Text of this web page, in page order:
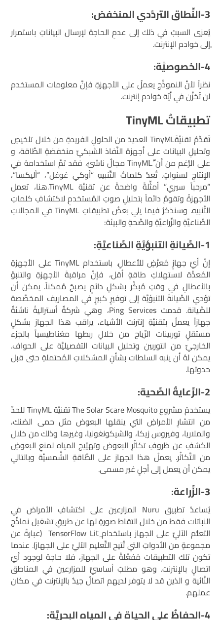
3-النِّطاق التردُّدي المنخفض:
يُعزى السببُ في ذلك إلى عدمِ الحاجة لإرسال البياناتِ باستمرار
ٍإلى خوادم الإنترنت.
4-الخصوصيَّة:
نظراً لأنَّ النموذَّج يعملُ على الأجهزةِ فإنَّ معلومات المستخدم
لن تُخزَّن في أيّة خوادم إنترنت.
تطبيقاتُ TinyML
تُقدِّمُ تقنيَّةَTinyML العديدَ من الحلولِ الفريدةِ من خلال تلخيصِ
وتحليلِ البيانات على أجهزة النَّفاذ الشبكيِّ منخفضةِ الطَّاقة، و
على الرُّغم من أن TinyMLَّ مجالٌ ناشئ، فقد تمَّ استخدامهُ في
الإنتاجِ لسنواتٍ. تُعدُّ كلماتُ التَّنبيهِ “أوكي غوغل”، “أليكسا”،
“مرحباً سيري” أمثِّلةً واضحةً عن تقنيَّة TinyML.هنا، تعمل
الأجهزةُ وتقومُ دائماً بتحليلِ صوتِ المُستخدمِ لاكتشافِ كلماتِ
التَّنبيه. وسنذكرُ فيما يلي بعضُ تطبيقاتِ TinyML في المجالاتِ
الصِّناعيَّةِ والزِّراعيَّةِ والصِّحةِ والبيئة:
1-الصِّيانةِ التنبؤيَّةِ الصِّناعيَّةِ:
إنَّ أيَّ جهازٍ مُعرَّضٍ للأعطالِ. باستخدام TinyML على الأجهزةِ
المُعدَّة لاستهلاكِ طاقةٍ أقل، فإنَّ مراقبةَ الأجهزةِ والتنبؤ
بالأعطالِ في وقتٍ مُبكِّر بشكلٍ دائمٍ يصبحُ مُمكناً. يمكن أن
تؤدي الصِّيانةُ التنبؤيَّة إلى توفيرٍ كبيرٍ في المصاريف المخصَّصة
للصِّيانة. قدمت Ping Services، وهي شركةٌ أستراليةْ ناشئةٌ
جهازاً يعملُ بتقنيَّةِ إنترنت الأشياء، يراقب هذا الجهاز بشكلٍ
مستقلٍ توربينات الرِّياح من خلالِ ربطها مغناطيسياً بالجزء
الخارجيِّ من التوربين وتحليل البيانات التفصيليَّة على الحواف.
يمكن لهُ أن ينبه السلطات بشأنِ المشكلاتِ المُحتملةِ حتى قبل
حدوثها.
2-الرِّعايةُ الصِّحية:
يستخدمُ مشروع The Solar Scare Mosquito تقنيَّة TinyML للحدِّ
من انتشارِ الأمراضِ التي ينقلها البعوض مثل حمى الضنك،
والملاريا، وفيروس زيكا، والشيكونغونيا، وغيرها وذلك من خلال
الكشفِ عن ظروفِ تكاثُرِ البعوض وتهيُيج المياه لمنعِ البعوضِ
من التَّكاثُر. يعملُ هذا الجهاز على الطَّاقةِ الشَّمسيَّة وبالتالي
يمكن أن يعمل إلى أجلٍ غير مسمى.
3-الزِّراعة:
يُساعدُ تطبيق Nuru المزارعين على اكتشافِ الأمراض في
النباتات فقط من خلال التقاط صورةٍ لها عن طريقِ تشغيل نماذِّج
التعلُّم الآليِّ على الجهاز باستخدام TensorFlow Litِ (عبارةً عن
مجموعةٍ من الأدواتِ التي تُتيح التَّعليم الآليِّ على الجهاز). عندما
تكون تلك التطبيقات مُفعَّلةً على الجهاز، فلا حاجة لوجود أيّ
اتصالٍ بالإنترنت. وهو مطلبٌ أساسيٌّ للمزارعين في المناطق
النَّائية و الذين قد لا يتوفر لديهم اتصالٌ جيدٌ بالإنترنت في مكان
عملهم.
4-الحفاظُ على الحياة في المياه البحريَّة: